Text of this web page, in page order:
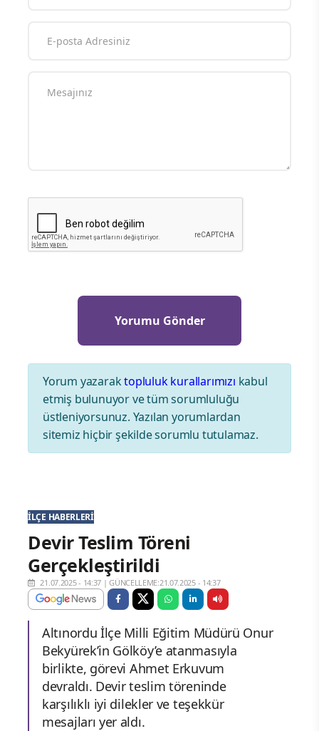
Yorum yazaraktopluluk kurallarımızı kabul
etmiş bulunuyor ve tüm sorumluluğu
üstleniyorsunuz. Yazılan yorumlardan
sitemiz hiçbir şekilde sorumlu tutulamaz.
İLÇE HABERLERI
Devir Teslim Töreni
Gerçekleştirildi
21.07.2025 - 14:37 |GÜNCELLEME:21.07.2025 - 14:37
Altınordu İlçe Milli Eğitim Müdürü Onur
Bekyürek’in Gölköy’e atanmasıyla
birlikte, görevi Ahmet Erkuvum
devraldı. Devir teslim töreninde
karşılıklı iyi dilekler ve teşekkür
mesajları yer aldı.